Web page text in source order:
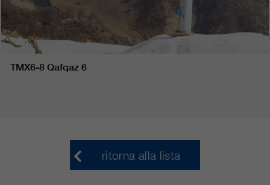
TMX6-8 Qafqaz 6
ritorna alla lista